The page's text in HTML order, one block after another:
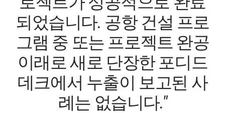
되었습니다. 공항 건설 프로
그램 중 또는 프로젝트 완공
이래로 새로 단장한 포디드
데크에서 누출이 보고된 사
례는 없습니다."